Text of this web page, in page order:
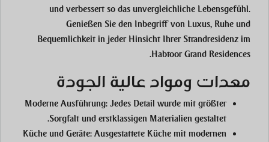
und verbessert so das unvergleichliche Lebensgefühl.
Genießen Sie den Inbegriff von Luxus, Ruhe und
Bequemlichkeit in jeder Hinsicht Ihrer Strandresidenz im
Habtoor Grand Residences.
معدات ومواد عالية الجودة
Moderne Ausführung: Jedes Detail wurde mit größter
Sorgfalt und erstklassigen Materialien gestaltet.
Küche und Geräte: Ausgestattete Küche mit modernen